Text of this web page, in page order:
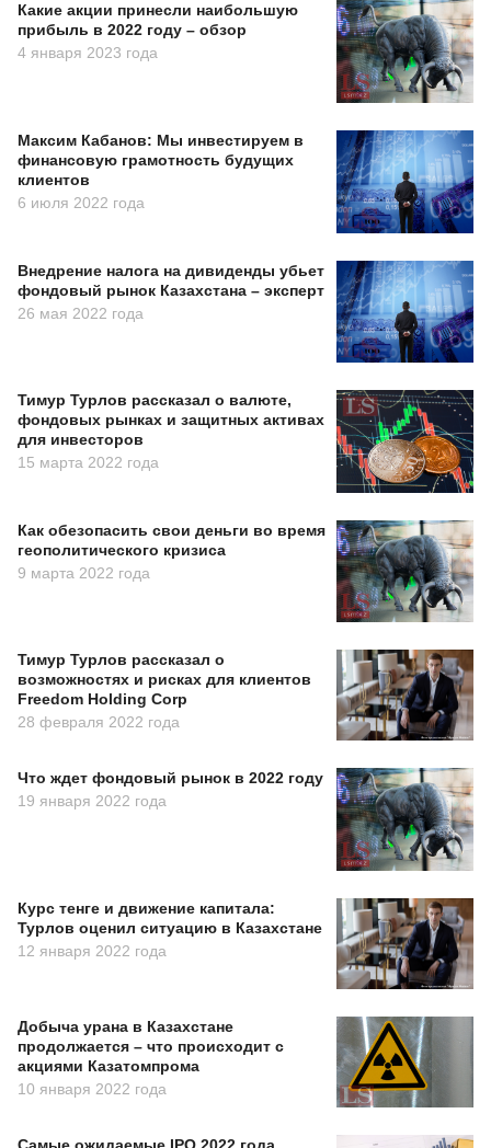
Какие акции принесли наибольшую
прибыль в 2022 году – обзор
4 января 2023 года
Максим Кабанов: Мы инвестируем в
финансовую грамотность будущих
клиентов
6 июля 2022 года
Внедрение налога на дивиденды убьет
фондовый рынок Казахстана – эксперт
26 мая 2022 года
Тимур Турлов рассказал о валюте,
фондовых рынках и защитных активах
для инвесторов
15 марта 2022 года
Как обезопасить свои деньги во время
геополитического кризиса
9 марта 2022 года
Тимур Турлов рассказал о
возможностях и рисках для клиентов
Freedom Holding Corp
28 февраля 2022 года
Что ждет фондовый рынок в 2022 году
19 января 2022 года
Курс тенге и движение капитала:
Турлов оценил ситуацию в Казахстане
12 января 2022 года
Добыча урана в Казахстане
продолжается – что происходит с
акциями Казатомпрома
10 января 2022 года